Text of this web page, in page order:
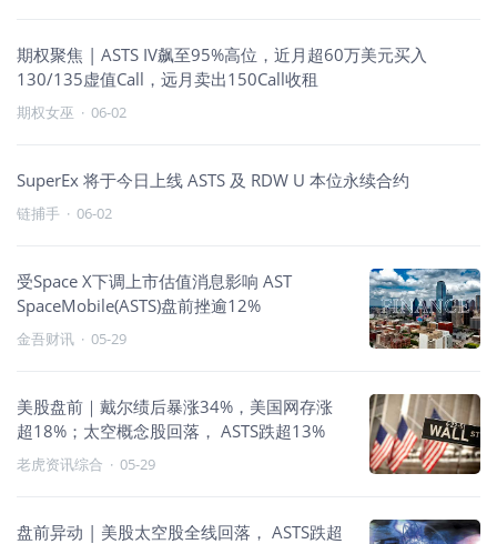
期权聚焦 | ASTS IV飙至95%高位，近月超60万美元买入
130/135虚值Call，远月卖出150Call收租
期权女巫 · 06-02
SuperEx 将于今日上线 ASTS 及 RDW U 本位永续合约
链捕手 · 06-02
受Space X下调上市估值消息影响 AST
SpaceMobile(ASTS)盘前挫逾12%
金吾财讯 · 05-29
美股盘前｜戴尔绩后暴涨34%，美国网存涨
超18%；太空概念股回落， ASTS跌超13%
老虎资讯综合 · 05-29
盘前异动 | 美股太空股全线回落， ASTS跌超